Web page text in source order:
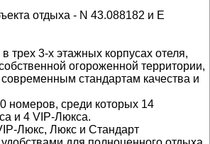
отдыха - N 43.088182 и E
трех 3-х этажных корпусах отеля,
огороженной территории,
стандартам качества и
номеров, среди которых 14
и 4 VIP-Люкса.
Люкс, Люкс и Стандарт